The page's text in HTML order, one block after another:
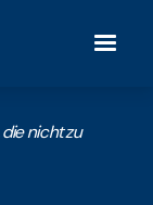
nicht zu